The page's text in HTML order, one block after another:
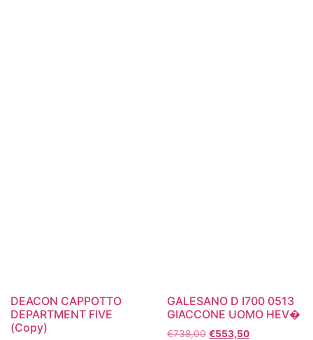
DEACON CAPPOTTO
DEPARTMENT FIVE
(Copy)
GALESANO D I700 0513
GIACCONE UOMO HEV�
€738,00 €553,50